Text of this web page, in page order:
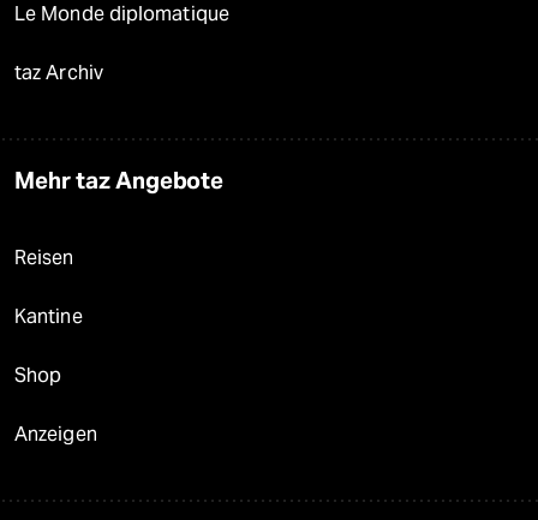
Le Monde diplomatique
taz Archiv
Mehr taz Angebote
Reisen
Kantine
Shop
Anzeigen